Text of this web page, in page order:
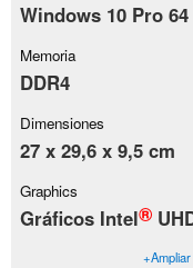
Windows 10 Pro 64
Memoria
DDR4
Dimensiones
27 x 29,6 x 9,5 cm
Graphics
Gráficos Intel®